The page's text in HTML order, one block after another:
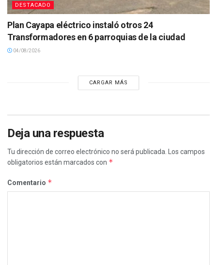
DESTACADO
Plan Cayapa eléctrico instaló otros 24
Transformadores en 6 parroquias de la ciudad
04/08/2026
CARGAR MÁS
Deja una respuesta
Tu dirección de correo electrónico no será publicada.
Los campos
obligatorios están marcados con *
Comentario *